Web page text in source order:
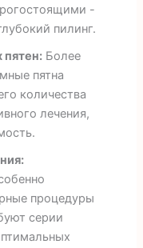
-
пилинг.
пятен:Более
пятна
количества
лечения,
процедуры
серии